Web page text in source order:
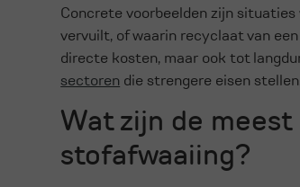
Concrete voorbeelden zijn
vervuilt, of waarin recyclaat van
directe kosten, maar ook tot
sectoren die strengere eisen
Wat zijn de
stofafwaaiing?